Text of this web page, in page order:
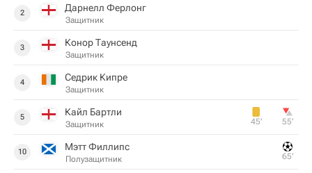
2 Дарнелл Ферлонг
Защитник
3 Конор Таунсенд
Защитник
4 Седрик Кипре
Защитник
5 Кайл Бартли
Защитник 45‎’‎ 55‎’‎
10 Мэтт Филлипс
Полузащитник 65‎’‎